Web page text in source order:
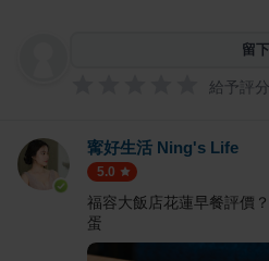
留
給予評分
寗好生活 Ning's Life
5.0
福容大飯店花蓮早餐評價
蛋